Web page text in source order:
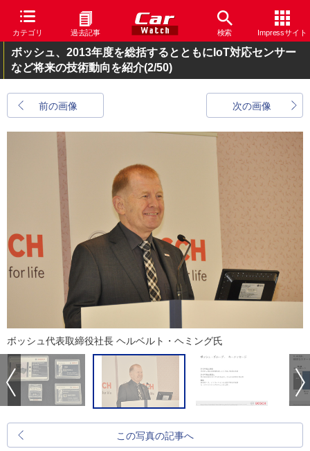
カテゴリ 過去記事 検索 Impressサイト
ボッシュ、2013年度を総括するとともにIoT対応センサー
など将来の技術動向を紹介(2/50)
前の画像 次の画像
ボッシュ代表取締役社長 ヘルベルト・ヘミング氏
この写真の記事へ